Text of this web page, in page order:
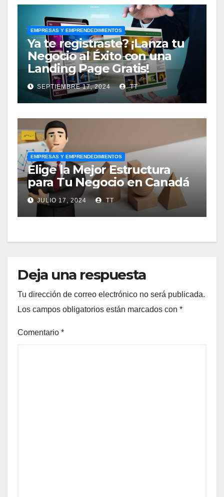
EMPRESAS Y EMPRENDEDIMIENTOS
Ya te registraste? ¡Lanza tu
Negocio al Éxito con una
Landing Page Gratis!
SEPTIEMBRE 17, 2024 TT
EMPRESAS Y EMPRENDEDIMIENTOS
Elige la Mejor Estructura
para Tu Negocio en Canadá
JULIO 17, 2024 TT
Deja una respuesta
Tu dirección de correo electrónico no será publicada.
Los campos obligatorios están marcados con *
Comentario *